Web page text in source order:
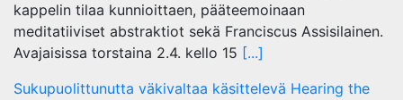
kappelin tilaa kunnioittaen, pääteemoinaan
meditatiiviset abstraktiot sekä Franciscus Assisilainen.
Avajaisissa torstaina 2.4. kello 15 [...]
Sukupuolittunutta väkivaltaa käsittelevä Hearing the